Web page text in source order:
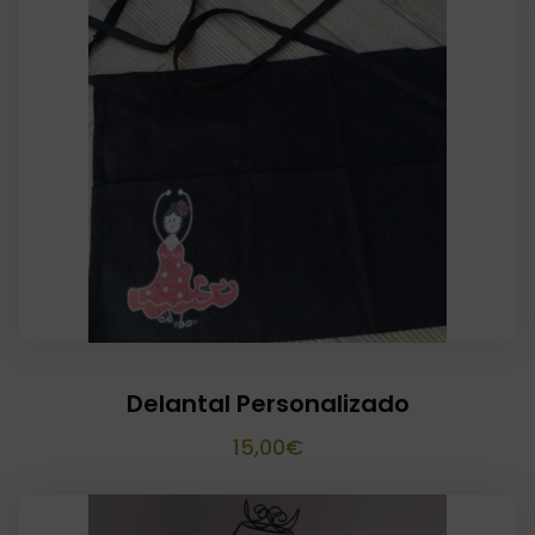
Delantal Personalizado
15,00€